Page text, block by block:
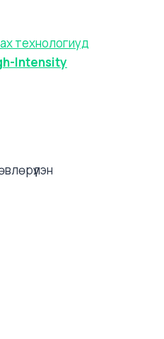
технологиуд
Intensity